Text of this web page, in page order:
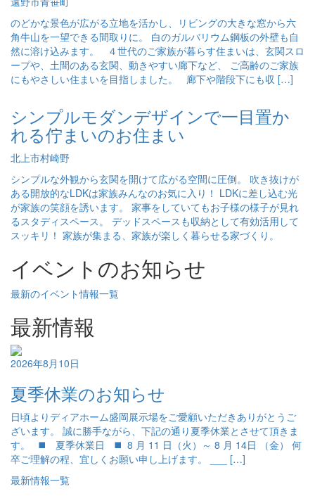
のどかな景色が広がる立地を活かし、リビングの大きな窓から六
角牛山を一望できる間取りに。 白のガルバリウム鋼板の外壁も自
然に溶け込みます。 ４世代のご家族が暮らす住まいは、玄関スロ
ープや、土間のある玄関、動きやすい廊下など、 ご高齢のご家族
にもやさしい住まいを目指しました。 廊下や階段下にも収 […]
シンプルモダンデザインで一目置か
れる佇まいのお住まい
北上市村崎野
シンプルな外観から玄関を開けて広がる空間に圧倒。 吹き抜けが
ある開放的なLDKは家族みんなのお気に入り！ LDKに差し込む光
が家族の笑顔を誘います。 家事をしていてもお子様の様子が見れ
るスタディスペース。 デッドスペースも収納として有効活用して
スッキリ！ 家族が集まる、家族が楽しく暮らせる家づくり。
イベントのお知らせ
最新のイベント情報一覧
最新情報
2026年8月10日
夏季休業のお知らせ
日頃よりディアホーム盛岡展示場をご愛顧いただきありがとうご
ざいます。 誠に勝手ながら、下記の通り夏季休業とさせて頂きま
す。 ◼️ 夏季休業日 ◼️ 8 月 11 日（火）～ 8 月 14日 （金） 何
卒ご理解の程、宜しくお願い申し上げます。 ___ […]
最新情報一覧